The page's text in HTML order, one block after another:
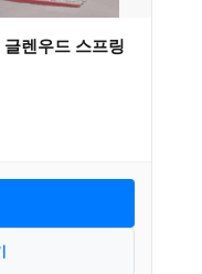
렌우드 스프링